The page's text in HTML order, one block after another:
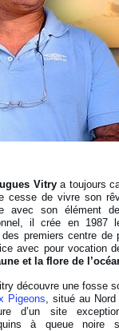
Vitrya toujours
cesse de vivre son
avec son élément de
il crée en 1987
des premiers centre de
avec pour vocation
et la flore de
découvre une fosse
Pigeons , situé au
d’un site
à queue noire